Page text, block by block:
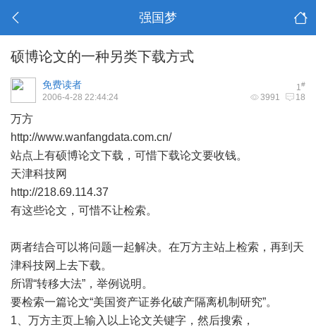
强国梦
硕博论文的一种另类下载方式
1#
免费读者
3991 18
2006-4-28 22:44:24
万方
http://www.wanfangdata.com.cn/
站点上有硕博论文下载，可惜下载论文要收钱。
天津科技网
http://218.69.114.37
有这些论文，可惜不让检索。
两者结合可以将问题一起解决。在万方主站上检索，再到天
津科技网上去下载。
所谓“转移大法”，举例说明。
要检索一篇论文“美国资产证券化破产隔离机制研究”。
1、万方主页上输入以上论文关键字，然后搜索，